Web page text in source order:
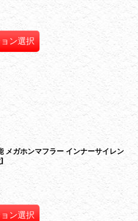
ン選択
メガホンマフラー インナーサイレン
]
ン選択